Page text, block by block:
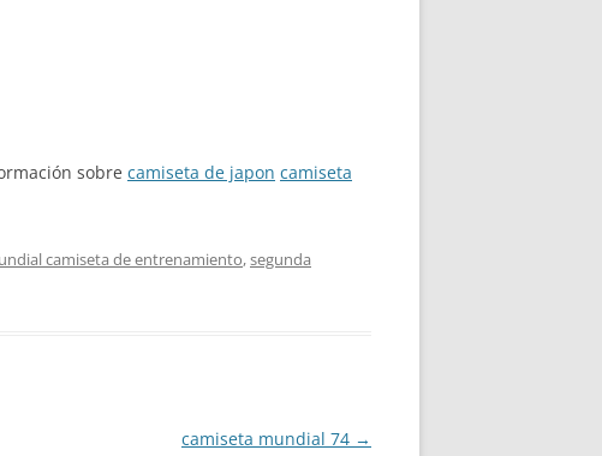
sobre camiseta de japon camiseta
camiseta de entrenamiento,segunda
camiseta mundial 74 →